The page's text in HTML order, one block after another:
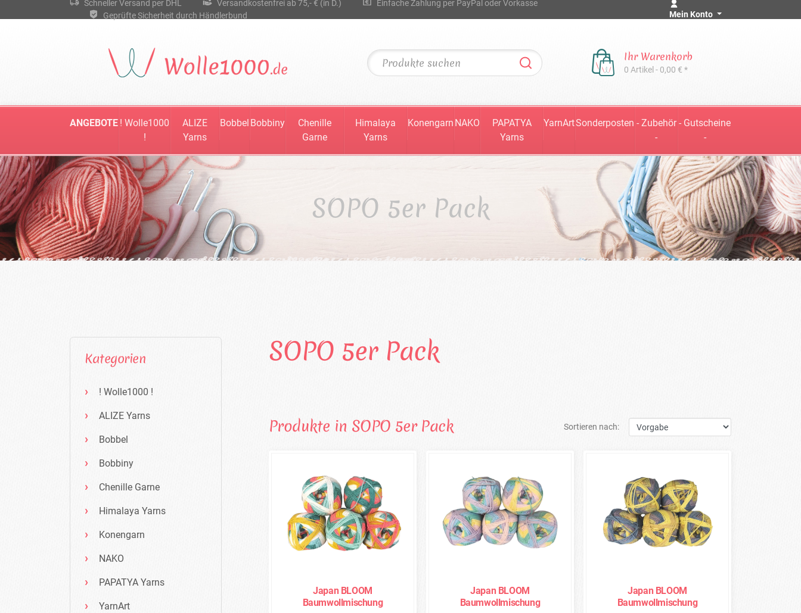
Schneller Versand per DHL Versandkostenfrei ab 75,- € (in D.)
Einfache Zahlung per PayPal oder Vorkasse
Geprüfte Sicherheit durch Händlerbund
Mein Konto
Ihr Warenkorb
0 Artikel - 0,00 € *
ANGEBOTE ! Wolle1000
!
ALIZE
Yarns
Bobbel Bobbiny
Chenille
Garne
Himalaya
Yarns
Konengarn NAKO
PAPATYA
Yarns
YarnArtSonderposten - Zubehör
-
- Gutscheine
-
SOPO 5er Pack
SOPO 5er Pack
Produkte in SOPO 5er Pack Sortieren nach:
Japan BLOOM
Baumwollmischung
Japan BLOOM
Baumwollmischung
Japan BLOOM
Baumwollmischung
Kategorien
! Wolle1000 !
ALIZE Yarns
Bobbel
Bobbiny
Chenille Garne
Himalaya Yarns
Konengarn
NAKO
PAPATYA Yarns
YarnArt